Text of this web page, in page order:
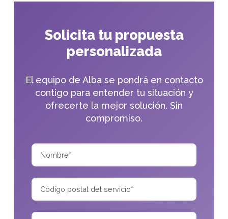
Solicita tu propuesta
personalizada
El equipo de Alba se pondrá en contacto
contigo para entender tu situación y
ofrecerte la mejor solución. Sin
compromiso.